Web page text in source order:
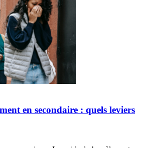
en secondaire : quels leviers